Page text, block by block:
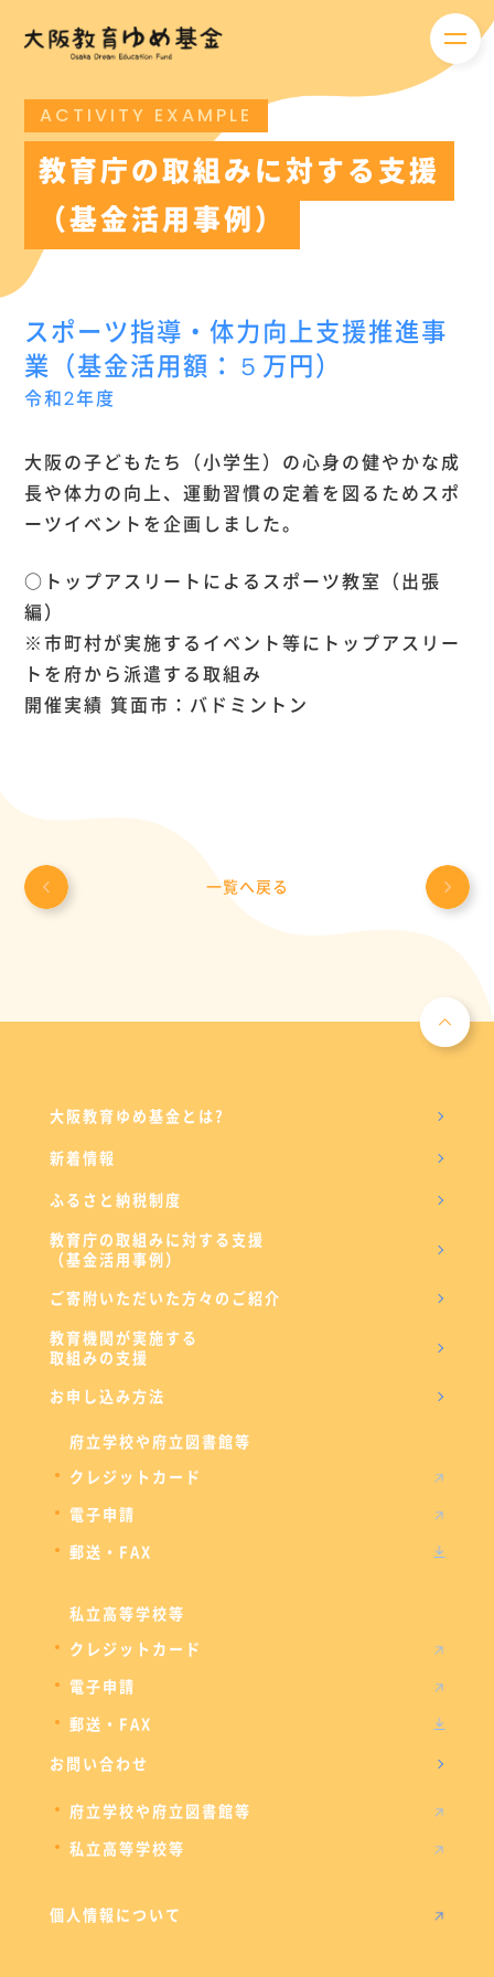
メニ
ACTIVITY EXAMPLE
教育庁の取組みに対する支援
（基金活用事例）
スポーツ指導・体力向上支援推進事
業（基金活用額：５万円）
令和2年度
大阪の子どもたち（小学生）の心身の健やかな成
長や体力の向上、運動習慣の定着を図るためスポ
ーツイベントを企画しました。
○トップアスリートによるスポーツ教室（出張
編）
※市町村が実施するイベント等にトップアスリー
トを府から派遣する取組み
開催実績 箕面市：バドミントン
一覧へ戻る
大阪教育ゆめ基金とは?
新着情報
ふるさと納税制度
教育庁の取組みに対する支援
（基金活用事例）
ご寄附いただいた方々のご紹介
教育機関が実施する
取組みの支援
お申し込み方法
府立学校や府立図書館等
クレジットカード
電子申請
郵送・FAX
私立高等学校等
クレジットカード
電子申請
郵送・FAX
お問い合わせ
府立学校や府立図書館等
私立高等学校等
個人情報について